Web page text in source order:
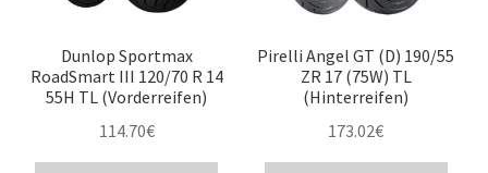
Dunlop Sportmax
RoadSmart III 120/70 R 14
55H TL (Vorderreifen)
114.70€
Pirelli Angel GT (D) 190/55
ZR 17 (75W) TL
(Hinterreifen)
173.02€